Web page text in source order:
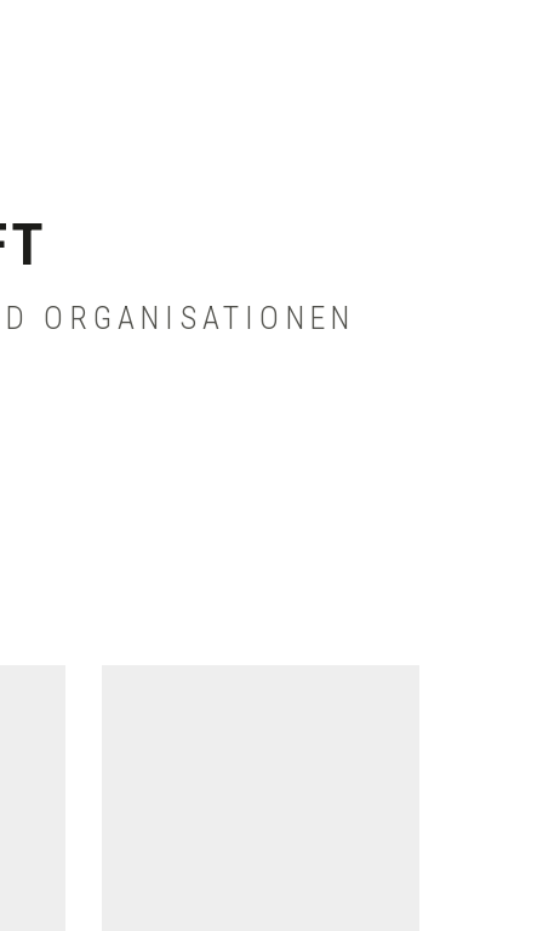
ORGANISATIONEN